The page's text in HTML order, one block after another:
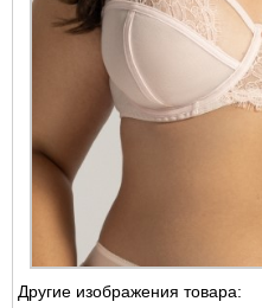
Другие изображения товара: